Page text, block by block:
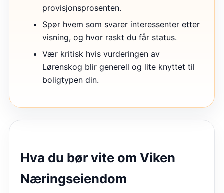
provisjonsprosenten.
Spør hvem som svarer interessenter etter
visning, og hvor raskt du får status.
Vær kritisk hvis vurderingen av
Lørenskog blir generell og lite knyttet til
boligtypen din.
Hva du bør vite om Viken
Næringseiendom